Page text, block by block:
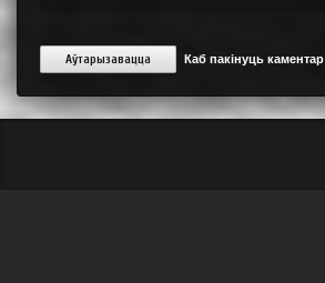
Аўтарызавацца Каб пакінуць каментар